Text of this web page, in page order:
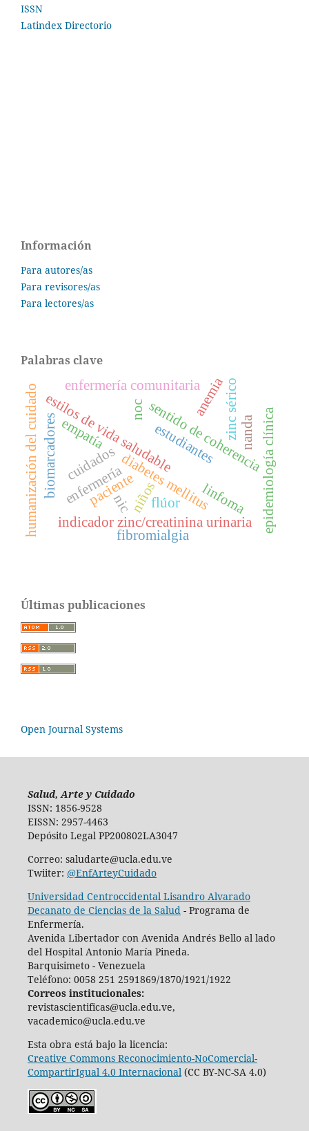
ISSN
Latindex Directorio
Información
Para autores/as
Para revisores/as
Para lectores/as
Palabras clave
sentido de coherencia
estilos de vida saludableestudiantes epidemiología clínica
diabetes mellitus
cuidados
humanización del cuidado zinc sérico
indicador zinc/creatinina urinaria
biomarcadores niños linfoma
fibromialgia
enfermería comunitaria
enfermería
empatía
paciente flúor
anemia
nanda
nic
noc
Últimas publicaciones
Open Journal Systems
Salud, Arte y Cuidado
ISSN: 1856-9528
EISSN: 2957-4463
Depósito Legal PP200802LA3047
Correo: saludarte@ucla.edu.ve
Twiiter: @EnfArteyCuidado
Universidad Centroccidental Lisandro Alvarado
Decanato de Ciencias de la Salud - Programa de
Enfermería.
Avenida Libertador con Avenida Andrés Bello al lado
del Hospital Antonio María Pineda.
Barquisimeto - Venezuela
Teléfono: 0058 251 2591869/1870/1921/1922
Correos institucionales:
revistascientificas@ucla.edu.ve,
vacademico@ucla.edu.ve
Esta obra está bajo la licencia:
Creative Commons Reconocimiento-NoComercial-
CompartirIgual 4.0 Internacional (CC BY-NC-SA 4.0)